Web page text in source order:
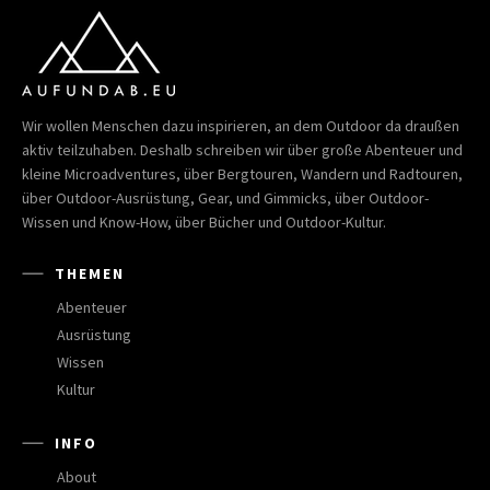
Wir wollen Menschen dazu inspirieren, an dem Outdoor da draußen
aktiv teilzuhaben. Deshalb schreiben wir über große Abenteuer und
kleine Microadventures, über Bergtouren, Wandern und Radtouren,
über Outdoor-Ausrüstung, Gear, und Gimmicks, über Outdoor-
Wissen und Know-How, über Bücher und Outdoor-Kultur.
THEMEN
Abenteuer
Ausrüstung
Wissen
Kultur
INFO
About